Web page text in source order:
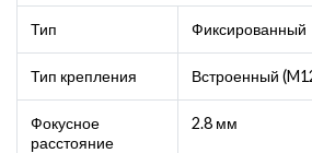
Тип Фиксированный
Тип крепления Встроенный
Фокусное
расстояние
2.8 мм